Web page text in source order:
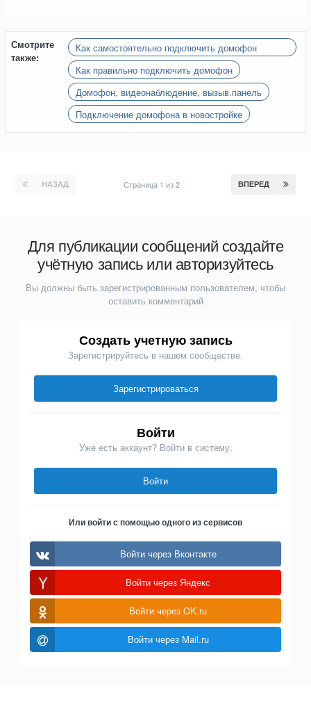
Смотрите
также:
Как самостоятельно подключить домофон
(реально ли?)
Как правильно подключить домофон
Домофон, видеонаблюдение, вызыв.панель
Подключение домофона в новостройке
НАЗАД ВПЕРЕД
Страница 1 из 2
Для публикации сообщений создайте
учётную запись или авторизуйтесь
Вы должны быть зарегистрированным пользователем, чтобы
оставить комментарий
Создать учетную запись
Зарегистрируйтесь в нашем сообществе.
Зарегистрироваться
Войти
Уже есть аккаунт? Войти в систему.
Войти
Или войти с помощью одного из сервисов
Войти через Вконтакте
Войти через Яндекс
Войти через OK.ru
Войти через Mail.ru